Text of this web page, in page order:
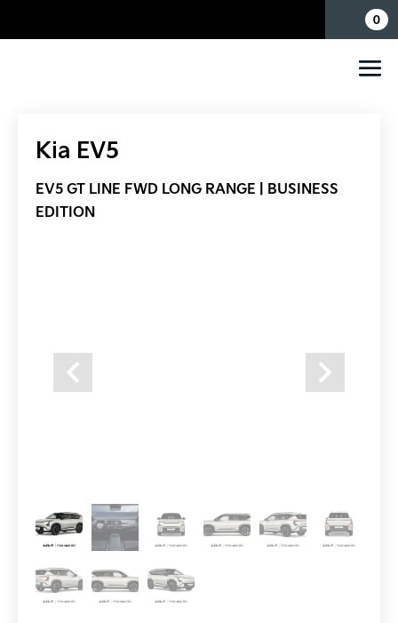
0
Kia EV5
EV5 GT LINE FWD LONG RANGE | BUSINESS
EDITION
Previous Next